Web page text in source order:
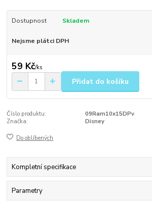
Dostupnost Skladem
Nejsme plátci DPH
59 Kč/ks
Přidat do košíku
Číslo produktu:
09Ram10x15DPv
Značka:
Disney
Do oblíbených
Kompletní specifikace
Parametry